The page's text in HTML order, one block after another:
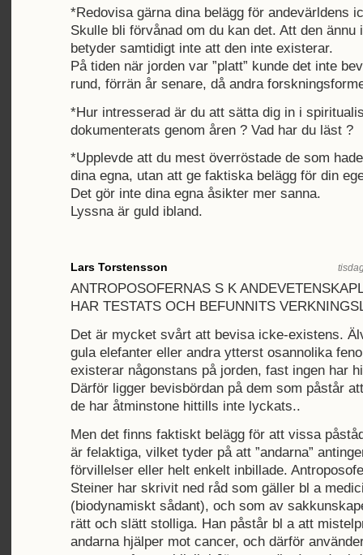
*Redovisa gärna dina belägg för andevärldens
Skulle bli förvånad om du kan det. Att den ännu
betyder samtidigt inte att den inte existerar.
På tiden när jorden var ”platt” kunde det inte
rund, förrän år senare, då andra
*Hur intresserad är du att sätta dig in i
dokumenterats genom åren ? Vad har du läst ?
*Upplevde att du mest överröstade de som
dina egna, utan att ge faktiska belägg för din
Det gör inte dina egna åsikter mer sanna.
Lyssna är guld ibland.
Lars Torstensson
ANTROPOSOFERNAS S K
HAR TESTATS OCH BEFUNNITS
Det är mycket svårt att bevisa icke-existens.
gula elefanter eller andra ytterst osannolika
existerar någonstans på jorden, fast ingen har
Därför ligger bevisbördan på dem som påstår
de har åtminstone hittills inte lyckats..
Men det finns faktiskt belägg för att vissa
är felaktiga, vilket tyder på att ”andarna”
förvillelser eller helt enkelt inbillade.
Steiner har skrivit ned råd som gäller bl a
(biodynamiskt sådant), och som av
rätt och slätt stolliga. Han påstår bl a att
andarna hjälper mot cancer, och därför